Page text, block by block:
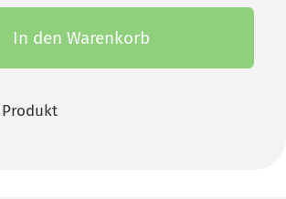
In den Warenkorb
Produkt